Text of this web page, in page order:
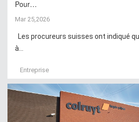
Pour…
Mar 25,2026
Les procureurs suisses ont indiqué
à...
Entreprise